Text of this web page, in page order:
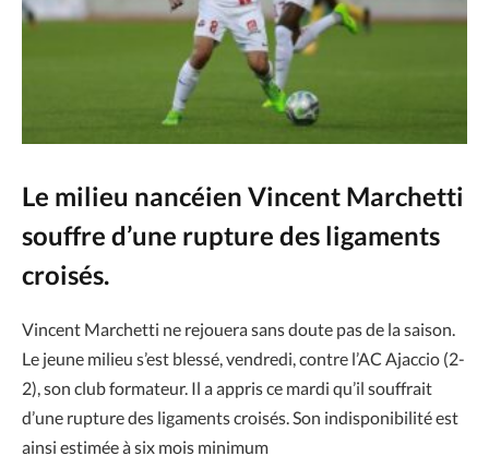
Le milieu nancéien Vincent Marchetti
souffre d’une rupture des ligaments
croisés.
Vincent Marchetti ne rejouera sans doute pas de la saison.
Le jeune milieu s’est blessé, vendredi, contre l’AC Ajaccio (2-
2), son club formateur. Il a appris ce mardi qu’il souffrait
d’une rupture des ligaments croisés. Son indisponibilité est
ainsi estimée à six mois minimum